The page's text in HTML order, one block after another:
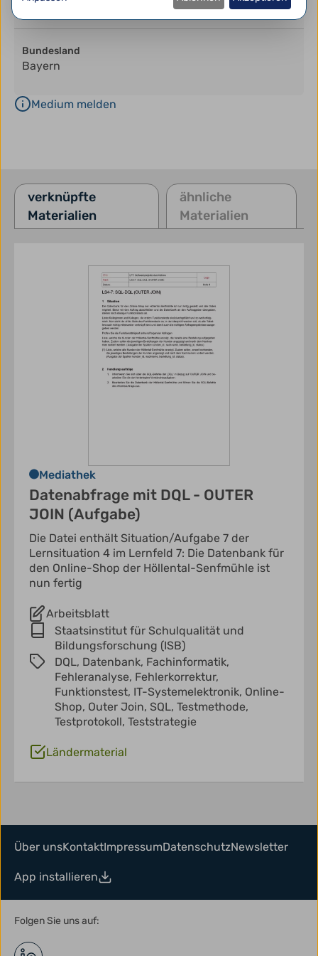
Bundesland
Bayern
Medium melden
verknüpfte
Materialien
ähnliche
Materialien
Mediathek
Datenabfrage mit DQL - OUTER
JOIN (Aufgabe)
Die Datei enthält Situation/Aufgabe 7 der
Lernsituation 4 im Lernfeld 7: Die Datenbank für
den Online-Shop der Höllental-Senfmühle ist
nun fertig
Arbeitsblatt
Staatsinstitut für Schulqualität und
Bildungsforschung (ISB)
DQL, Datenbank, Fachinformatik,
Fehleranalyse, Fehlerkorrektur,
Funktionstest, IT-Systemelektronik, Online-
Shop, Outer Join, SQL, Testmethode,
Testprotokoll, Teststrategie
Ländermaterial
Über unsKontaktImpressumDatenschutzNewsletter
App installieren
Folgen Sie uns auf: